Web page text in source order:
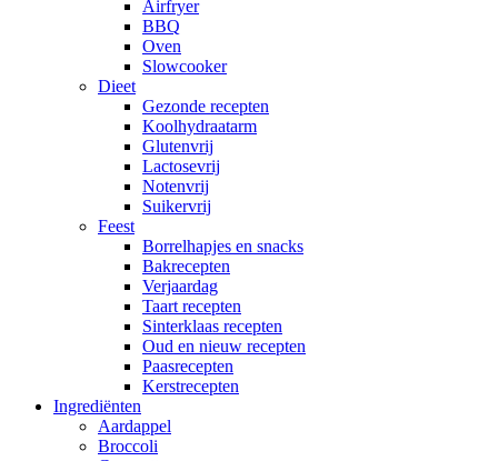
Airfryer
BBQ
Oven
Slowcooker
Dieet
Gezonde recepten
Koolhydraatarm
Glutenvrij
Lactosevrij
Notenvrij
Suikervrij
Feest
Borrelhapjes en snacks
Bakrecepten
Verjaardag
Taart recepten
Sinterklaas recepten
Oud en nieuw recepten
Paasrecepten
Kerstrecepten
Ingrediënten
Aardappel
Broccoli